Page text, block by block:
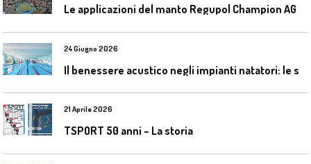
24 Giugno 2026
21 Aprile 2026
TSPORT 50 anni – La storia